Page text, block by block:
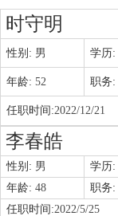
时守明
性别: 男 学历:
年龄: 52 职务:
任职时间:2022/12/21
李春皓
性别: 男 学历:
年龄: 48 职务:
任职时间:2022/5/25